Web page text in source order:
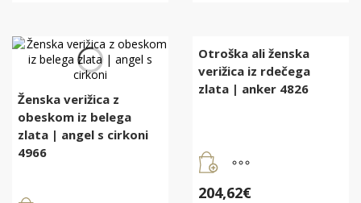
Ženska verižica z
obeskom iz belega
zlata | angel s cirkoni
4966
Otroška ali ženska
verižica iz rdečega
zlata | anker 4826
204,62€